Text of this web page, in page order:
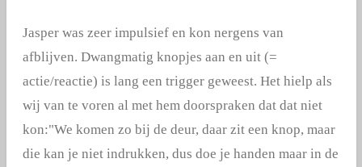
Jasper was zeer impulsief en kon nergens van
afblijven. Dwangmatig knopjes aan en uit (=
actie/reactie) is lang een trigger geweest. Het hielp als
wij van te voren al met hem doorspraken dat dat niet
kon:"We komen zo bij de deur, daar zit een knop, maar
die kan je niet indrukken, dus doe je handen maar in de